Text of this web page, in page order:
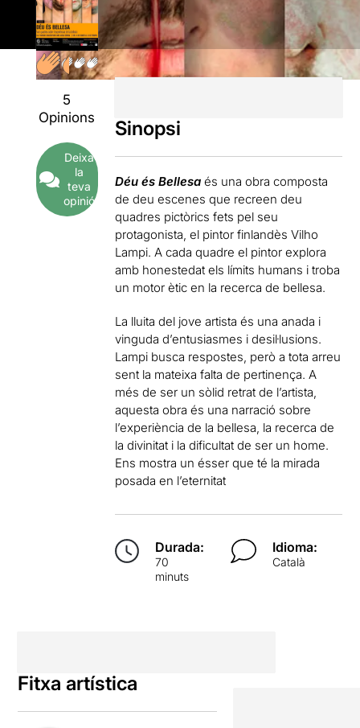
5
Opinions
Deixa
la
teva
opinió
Sinopsi
Déu és Bellesa és una obra composta
de deu escenes que recreen deu
quadres pictòrics fets pel seu
protagonista, el pintor finlandès Vilho
Lampi. A cada quadre el pintor explora
amb honestedat els límits humans i troba
un motor ètic en la recerca de bellesa.
La lluita del jove artista és una anada i
vinguda d’entusiasmes i desil·lusions.
Lampi busca respostes, però a tota arreu
sent la mateixa falta de pertinença. A
més de ser un sòlid retrat de l’artista,
aquesta obra és una narració sobre
l’experiència de la bellesa, la recerca de
la divinitat i la dificultat de ser un home.
Ens mostra un ésser que té la mirada
posada en l’eternitat
Durada:
70
minuts
Idioma:
Català
Fitxa artística